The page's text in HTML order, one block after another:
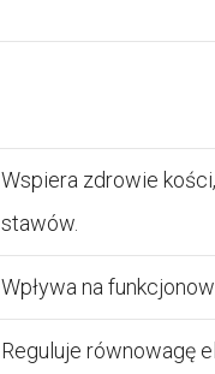
Wspiera zdrowie
stawów.
Wpływa na
Reguluje równowagę